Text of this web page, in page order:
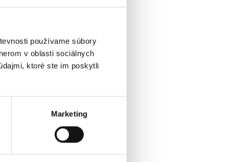
používame súbory
v oblasti sociálnych
ktoré ste im poskytli
Marketing
, ktorá nám
čím
sa aj
s
celý
50 %.